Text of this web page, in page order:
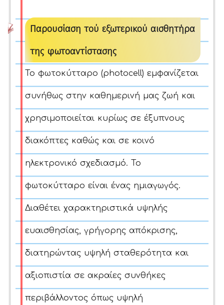
Παρουσίαση τού εξωτερικού αισθητήρα
της φωτοαντίστασης
Το φωτοκύτταρο (photocell) εμφανίζεται
συνήθως στην καθημερινή μας ζωή και
χρησιμοποιείται κυρίως σε έξυπνους
διακόπτες καθώς και σε κοινό
ηλεκτρονικό σχεδιασμό. Το
φωτοκύτταρο είναι ένας ημιαγωγός.
Διαθέτει χαρακτηριστικά υψηλής
ευαισθησίας, γρήγορης απόκρισης,
διατηρώντας υψηλή σταθερότητα και
αξιοπιστία σε ακραίες συνθήκες
περιβάλλοντος όπως υψηλή